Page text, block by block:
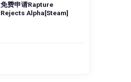
免费申请Rapture
Rejects Alpha[Steam]